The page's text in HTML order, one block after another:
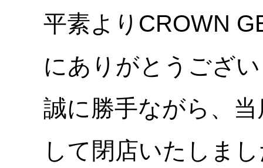
平素よりCROWN
にありがとうござ
誠に勝手ながら、
して閉店いたしま